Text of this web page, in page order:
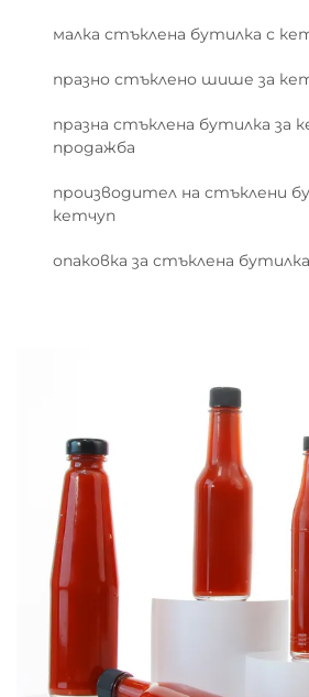
малка стъклена бутилка с
празно стъклено шише за
празна стъклена бутилка за
продажба
производител на стъклени
кетчуп
опаковка за стъклена